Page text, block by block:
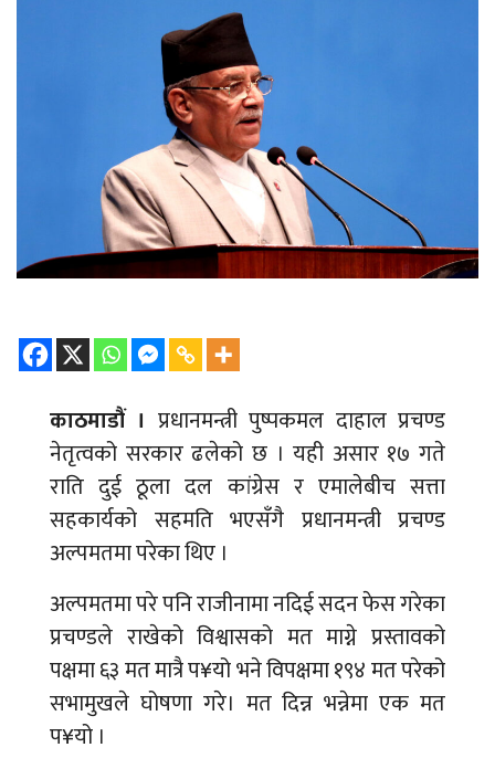
काठमाडौं । प्रधानमन्त्री पुष्पकमल दाहाल प्रचण्ड
नेतृत्वको सरकार ढलेको छ । यही असार १७ गते
राति दुई ठूला दल कांग्रेस र एमालेबीच सत्ता
सहकार्यको सहमति भएसँगै प्रधानमन्त्री प्रचण्ड
अल्पमतमा परेका थिए ।
अल्पमतमा परे पनि राजीनामा नदिई सदन फेस गरेका
प्रचण्डले राखेको विश्वासको मत माग्ने प्रस्तावको
पक्षमा ६३ मत मात्रै प¥यो भने विपक्षमा १९४ मत परेको
सभामुखले घोषणा गरे। मत दिन्न भन्नेमा एक मत
प¥यो ।